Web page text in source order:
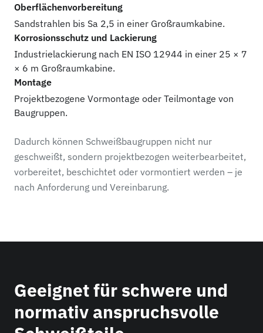
Oberflächenvorbereitung
Sandstrahlen bis Sa 2,5 in einer Großraumkabine.
Korrosionsschutz und Lackierung
Industrielackierung nach EN ISO 12944 in einer 25 × 7
× 6 m Großraumkabine.
Montage
Projektbezogene Vormontage oder Teilmontage von
Baugruppen.
Dadurch können Schweißbaugruppen nicht nur
geschweißt, sondern projektbezogen weiterbearbeitet,
vorbereitet, beschichtet oder vormontiert werden – je
nach Anforderung und Vereinbarung.
Geeignet für schwere und
normativ anspruchsvolle